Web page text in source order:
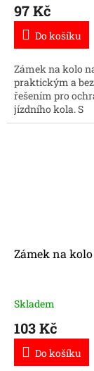
97 Kč
Do košíku
Zámek na kolo
praktickým a
řešením pro
jízdního kola. S
nastavitelným
Zámek na
Skladem
103 Kč
Do košíku